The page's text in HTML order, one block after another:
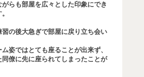
らも部屋を広々とした印象にでき
の後大急ぎで部屋に戻り立ち会い
姿ではとても座ることが出来ず、
僚に先に座られてしまったことが